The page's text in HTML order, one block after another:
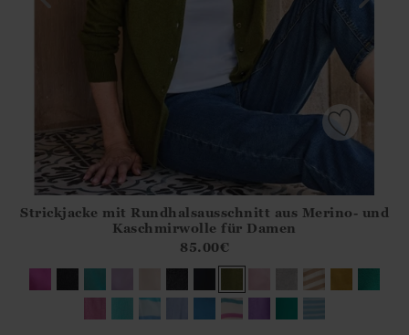
?? ""
Ja Nein
Strickjacke mit Rundhalsausschnitt aus Merino- und
Kaschmirwolle für Damen
85.00€